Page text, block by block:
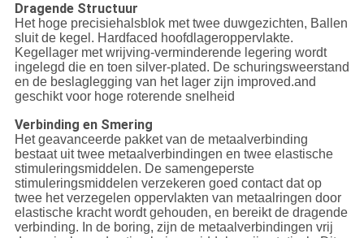
Dragende Structuur
Het hoge precisiehalsblok met twee duwgezichten, Ballen
sluit de kegel. Hardfaced hoofdlageroppervlakte.
Kegellager met wrijving-verminderende legering wordt
ingelegd die en toen silver-plated. De schuringsweerstand
en de beslaglegging van het lager zijn improved.and
geschikt voor hoge roterende snelheid
Verbinding en Smering
Het geavanceerde pakket van de metaalverbinding
bestaat uit twee metaalverbindingen en twee elastische
stimuleringsmiddelen. De samengeperste
stimuleringsmiddelen verzekeren goed contact dat op
twee het verzegelen oppervlakten van metaalringen door
elastische kracht wordt gehouden, en bereikt de dragende
verbinding. In de boring, zijn de metaalverbindingen vrij